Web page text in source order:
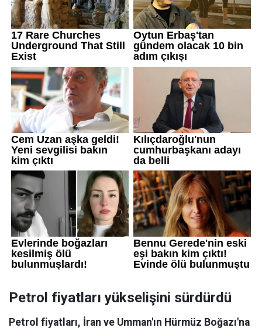
Petrol fiyatları yükselişini sürdürdü
Petrol fiyatları, İran ve Umman'ın Hürmüz Boğazı'na